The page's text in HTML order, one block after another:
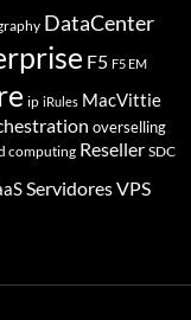
DataCenter
F5 F5 EM
ip iRules MacVittie
overselling
computing Reseller SDC
Servidores VPS